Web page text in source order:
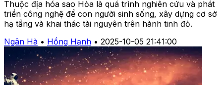
Thuộc địa hóa sao Hỏa là quá trình nghiên cứu và phát
triển công nghệ để con người sinh sống, xây dựng cơ sở
hạ tầng và khai thác tài nguyên trên hành tinh đỏ.
Ngân Hà • Hồng Hạnh • 2025-10-05 21:41:00